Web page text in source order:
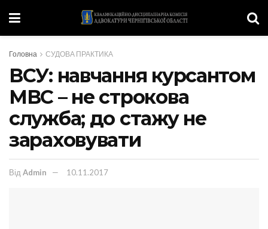
Головна СУДОВА ПРАКТИКА
ВСУ: навчання курсантом
МВС – не строкова
служба; до стажу не
зараховувати
Від Admin 10.11.2017